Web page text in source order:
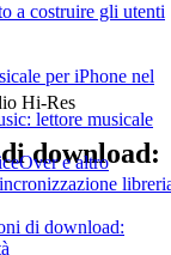
a costruire gli utenti
per iPhone nel
lettore musicale
e altro
di download:
Hi-Res
download: